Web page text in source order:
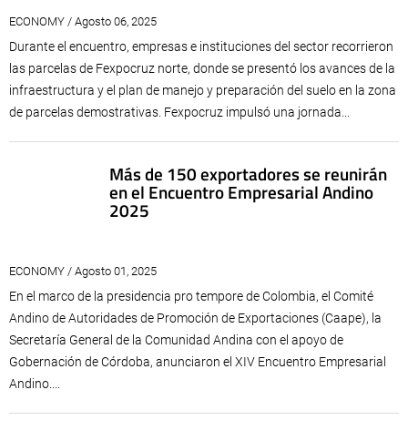
ECONOMY / Agosto 06, 2025
Durante el encuentro, empresas e instituciones del sector recorrieron
las parcelas de Fexpocruz norte, donde se presentó los avances de la
infraestructura y el plan de manejo y preparación del suelo en la zona
de parcelas demostrativas.​ Fexpocruz impulsó una jornada...
Más de 150 exportadores se reunirán
en el Encuentro Empresarial Andino
2025
ECONOMY / Agosto 01, 2025
En el marco de la presidencia pro tempore de Colombia, el Comité
Andino de Autoridades de Promoción de Exportaciones (Caape), la
Secretaría General de la Comunidad Andina con el apoyo de
Gobernación de Córdoba, anunciaron el XIV Encuentro Empresarial
Andino....